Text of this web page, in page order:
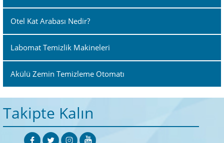
Otel Kat Arabası Nedir?
Labomat Temizlik Makineleri
Akülü Zemin Temizleme Otomatı
Takipte Kalın